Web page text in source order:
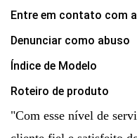
Entre em contato com
Denunciar como abuso
Índice de Modelo
Roteiro de produto
"Com esse nível de